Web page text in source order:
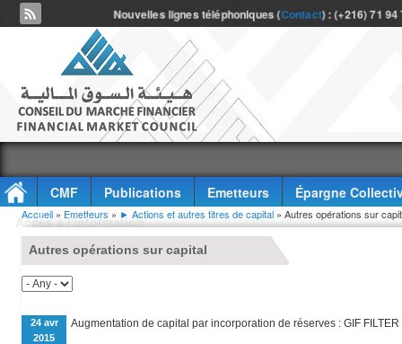
Nouvelles lignes téléphoniques (Contact) : (+216) 71
CMF Publications Emetteurs
Épargne
Accès à l'information
Vous êtes ici
Accueil » Emetteurs » ► Actions et autres titres de capital » Autres opérations sur
Autres opérations sur capital
24 avr
2015
Augmentation de capital par incorporation de réserves : GIF FILTER